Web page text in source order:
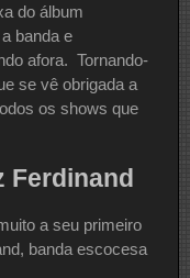
do álbum
banda e
afora. Tornando-
se vê obrigada a
os shows que
Ferdinand
a seu primeiro
banda escocesa